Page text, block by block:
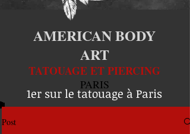
AMERICAN BODY
ART
TATOUAGE ET PIERCING
PARIS
1er sur le tatouage à Paris
Post